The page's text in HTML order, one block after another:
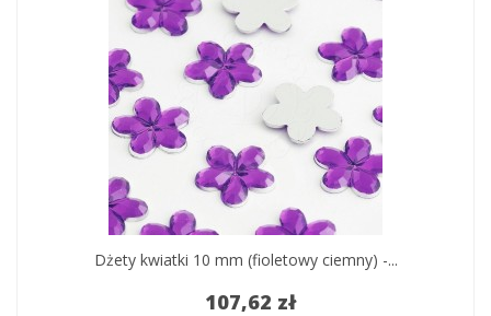
Dżety kwiatki 10 mm (fioletowy ciemny) -...
107,62 zł